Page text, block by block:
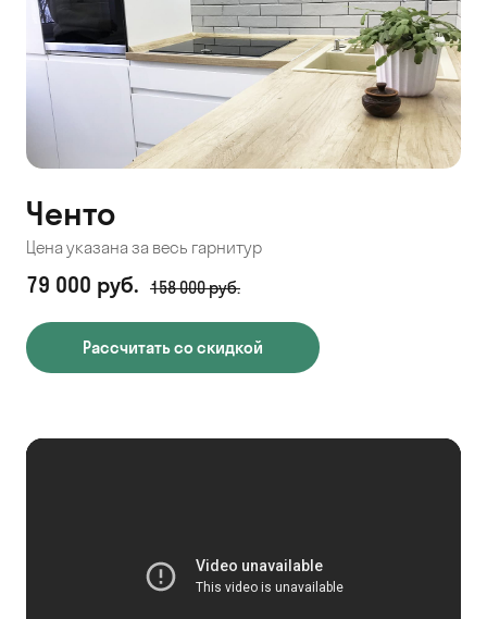
Ченто
Цена указана за весь гарнитур
79 000 руб. 158 000 руб.
Рассчитать со скидкой